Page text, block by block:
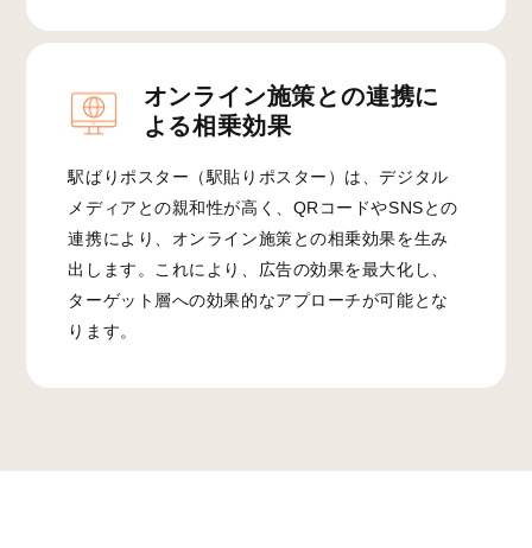
オンライン施策との連携に
よる相乗効果
駅ばりポスター（駅貼りポスター）は、デジタル
メディアとの親和性が高く、QRコードやSNSとの
連携により、オンライン施策との相乗効果を生み
出します。これにより、広告の効果を最大化し、
ターゲット層への効果的なアプローチが可能とな
ります。